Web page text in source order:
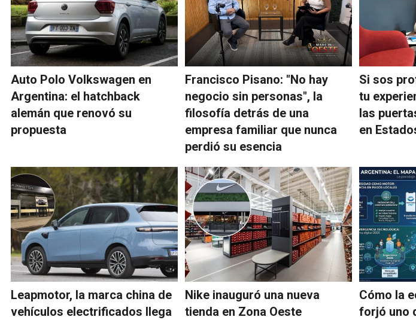
Auto Polo Volkswagen en
Argentina: el hatchback
alemán que renovó su
propuesta
Francisco Pisano: "No hay
negocio sin personas", la
filosofía detrás de una
empresa familiar que nunca
perdió su esencia
Si sos
tu
las
en
Leapmotor, la marca china de
vehículos electrificados llega
Nike inauguró una nueva
tienda en Zona Oeste
Cómo la
forjó uno